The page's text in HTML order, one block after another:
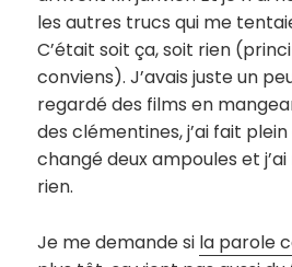
les autres trucs qui me
C’était soit ça, soit rien
conviens). J’avais juste un
regardé des films en
des clémentines, j’ai fait plein
changé deux ampoules et
rien.
Je me demande si la parole